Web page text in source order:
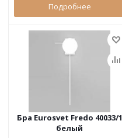
Подробнее
Бра Eurosvet Fredo 40033/1
белый